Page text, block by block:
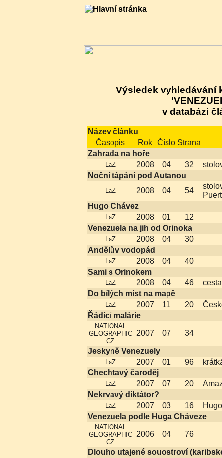
Výsledek vyhledávání
v databázi
Název článku
Časopis
Rok Číslo Strana
Zahrada na hoře
LaZ 2008 04 32
Noční tápání pod Autanou
LaZ 2008 04 54
Hugo Chávez
LaZ 2008 01
12
Venezuela na jih od Orinoka
LaZ 2008 04
30
Andělův vodopád
LaZ 2008 04
40
Sami s Orinokem
LaZ 2008 04 46
Do bílých míst na mapě
LaZ 2007 11 20
Řádící malárie
NATIONAL
GEOGRAPHIC
CZ
2007 07 34
Jeskyně Venezuely
LaZ 2007 01 96
Chechtavý čaroděj
LaZ 2007 07 20
Nekrvavý diktátor?
LaZ 2007 03 16
Venezuela podle Huga Cháveze
NATIONAL
GEOGRAPHIC
CZ
2006 04 76
Dlouho utajené souostroví